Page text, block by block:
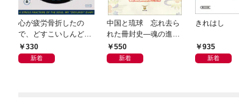
心が疲労骨折したの
で、どすこいしんどみ
日記330
新着
中国と琉球 忘れ去ら
れた冊封史―魂の進化
―550
新着
きれはし
935
新着